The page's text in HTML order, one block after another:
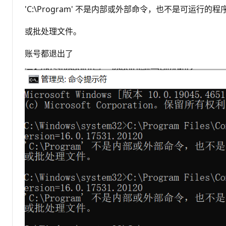
'C:\Program' 不是内部或外部命令，也不是可运行的程
或批处理文件。
账号都退出了